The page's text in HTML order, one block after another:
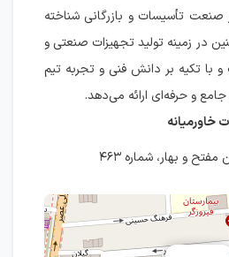
تأسیسات و بازرگانی شناخته
در زمینه تولید تجهیزات صنعتی و
با تکیه بر دانش فنی و تجربه تیم
و حرفه‌ای ارائه می‌دهد.
خاورمیانه
و بهار، شماره ۴۶۳